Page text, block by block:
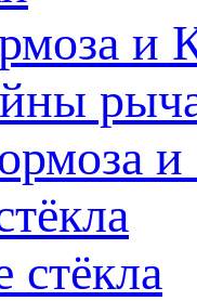
и
и
стёкла